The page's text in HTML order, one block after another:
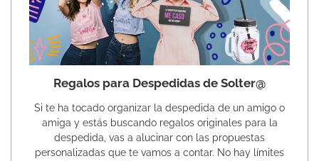
Regalos para Despedidas de Solter@
Si te ha tocado organizar la despedida de un amigo o
amiga y estás buscando regalos originales para la
despedida, vas a alucinar con las propuestas
personalizadas que te vamos a contar. No hay límites